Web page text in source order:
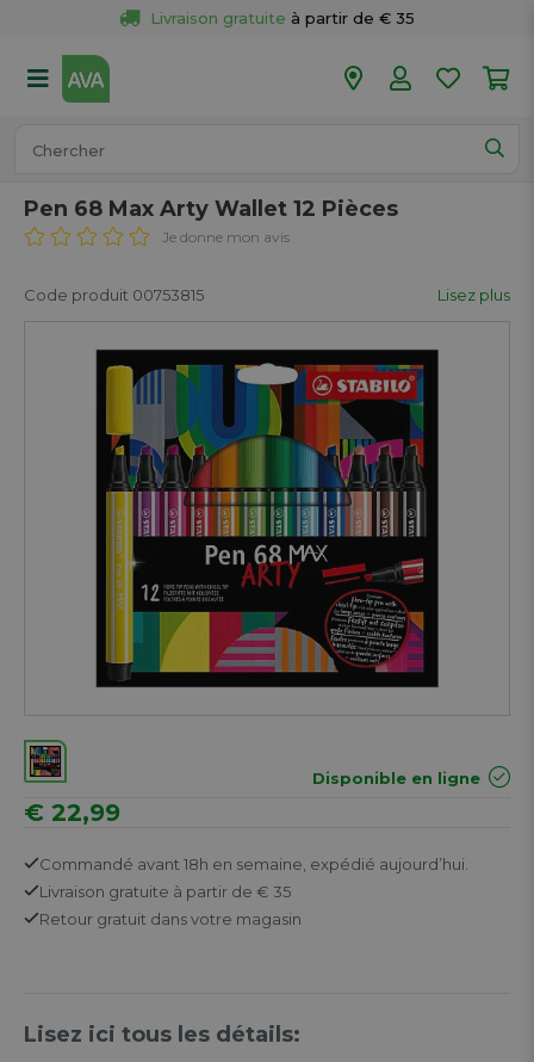
Livraison gratuite à partir de € 35
50 magasins
Pen 68 Max Arty Wallet 12 Pièces
Je donne mon avis
Code produit 00753815 Lisez plus
Disponible en ligne
€ 22,99
Commandé avant 18h en semaine, expédié aujourd’hui.
Livraison gratuite à partir de € 35
Retour gratuit dans votre magasin
Lisez ici tous les détails: